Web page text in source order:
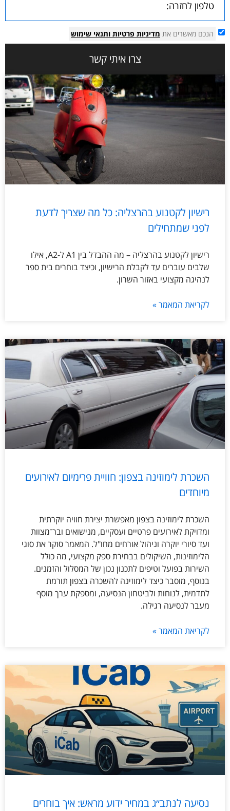
הנכם מאשרים את מדיניות פרטיות ותנאי שימוש
צרו איתי קשר
רישיון לקטנוע בהרצליה: כל מה שצריך לדעת
לפני שמתחילים
רישיון לקטנוע בהרצליה – מה ההבדל בין A1 ל-A2, אילו
שלבים עוברים עד לקבלת הרישיון, וכיצד בוחרים בית ספר
לנהיגה מקצועי באזור השרון.
לקריאת המאמר »
השכרת לימוזינה בצפון: חוויית פרימיום לאירועים
מיוחדים
השכרת לימוזינה בצפון מאפשרת יצירת חוויה יוקרתית
ומדויקת לאירועים פרטיים ועסקיים, מנישואים ובר־מצוות
ועד סיורי יוקרה וניהול אורחים מחו"ל. המאמר סוקר את סוגי
הלימוזינות, השיקולים בבחירת ספק מקצועי, מה כולל
השירות בפועל וטיפים לתכנון נכון של המסלול והזמנים.
בנוסף, מוסבר כיצד לימוזינה להשכרה בצפון תורמת
לתדמית, לנוחות ולביטחון הנסיעה, ומספקת ערך מוסף
מעבר לנסיעה רגילה.
לקריאת המאמר »
נסיעה לנתב״ג במחיר ידוע מראש: איך בוחרים